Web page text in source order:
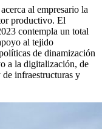
al empresario la
productivo. El
contempla un total
al tejido
de dinamización
a la digitalización, de
infraestructuras y